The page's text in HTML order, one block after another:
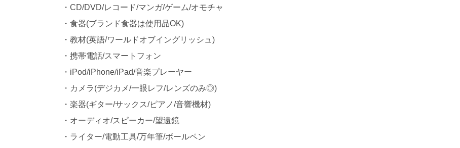
・CD/DVD/レコード/マンガ/ゲーム/オモチャ
・食器(ブランド食器は使用品OK)
・教材(英語/ワールドオブイングリッシュ)
・携帯電話/スマートフォン
・iPod/iPhone/iPad/音楽プレーヤー
・カメラ(デジカメ/一眼レフ/レンズのみ◎)
・楽器(ギター/サックス/ピアノ/音響機材)
・オーディオ/スピーカー/望遠鏡
・ライター/電動工具/万年筆/ボールペン